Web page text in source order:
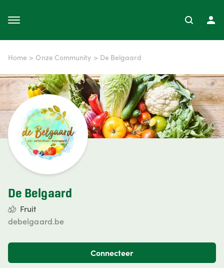
Home > Onze Community > De Belgaard
De Belgaard
Fruit
debelgaard.be
Connecteer